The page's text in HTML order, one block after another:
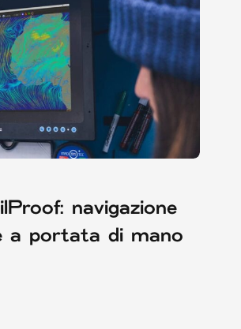
navigazione
a portata di mano